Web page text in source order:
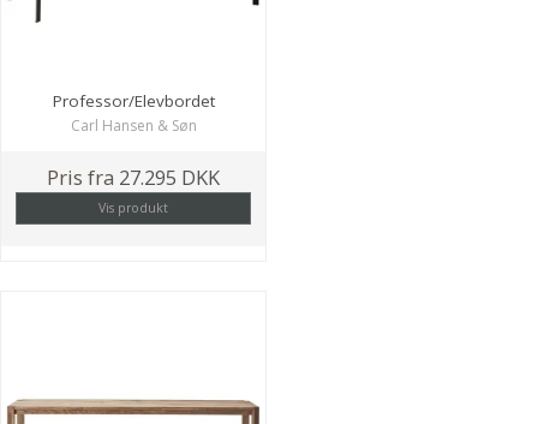
Professor/Elevbordet
Carl Hansen & Søn
Pris fra 27.295 DKK
Vis produkt